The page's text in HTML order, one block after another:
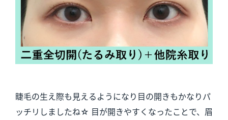
睫毛の生え際も見えるようになり目の開きもかなりパ
ッチリしましたね☆ 目が開きやすくなったことで、眉